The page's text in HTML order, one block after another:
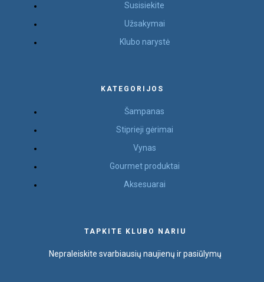
Susisiekite
Užsakymai
Klubo narystė
KATEGORIJOS
Šampanas
Stiprieji gėrimai
Vynas
Gourmet produktai
Aksesuarai
TAPKITE KLUBO NARIU
Nepraleiskite svarbiausių naujienų ir pasiūlymų